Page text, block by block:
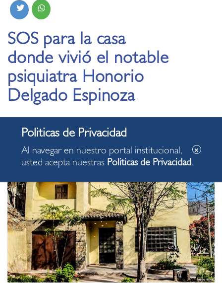
SOS para la casa
donde vivió el notable
psiquiatra Honorio
Delgado Espinoza
25.12.2020
Al navegar en nuestro portal institucional,
usted acepta nuestras Politicas de Privacidad.